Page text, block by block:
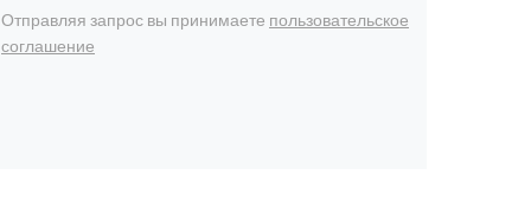
Отправляя запрос вы принимаете пользовательское
соглашение